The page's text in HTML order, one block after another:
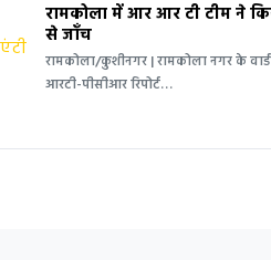
रामकोला में आर आर टी टीम ने
से जाँच
रामकोला/कुशीनगर | रामकोला नगर के
आरटी-पीसीआर रिपोर्ट…